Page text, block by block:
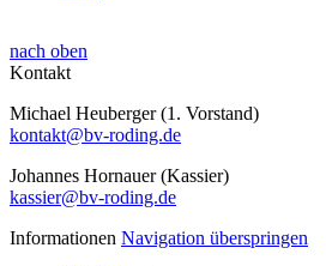
nach oben
Kontakt
Michael Heuberger (1. Vorstand)
kontakt@bv-roding.de
Johannes Hornauer (Kassier)
kassier@bv-roding.de
Informationen Navigation überspringen